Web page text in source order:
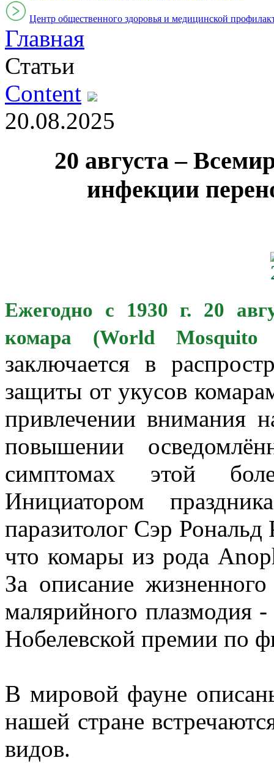
Центр общественного здоровья и медицинской
Главная
Статьи
Content
20.08.2025
20 августа –
инфекции
Ежегодно с 1930 г. 20
комара (World Mosquito
заключается в
защиты от укусов
привлечении внимания
повышении
симптомах этой
Инициатором
паразитолог Сэр Рональд
что комары из рода
За описание
малярийного плазмодия
Нобелевской премии по
В мировой фауне
нашей стране
видов.